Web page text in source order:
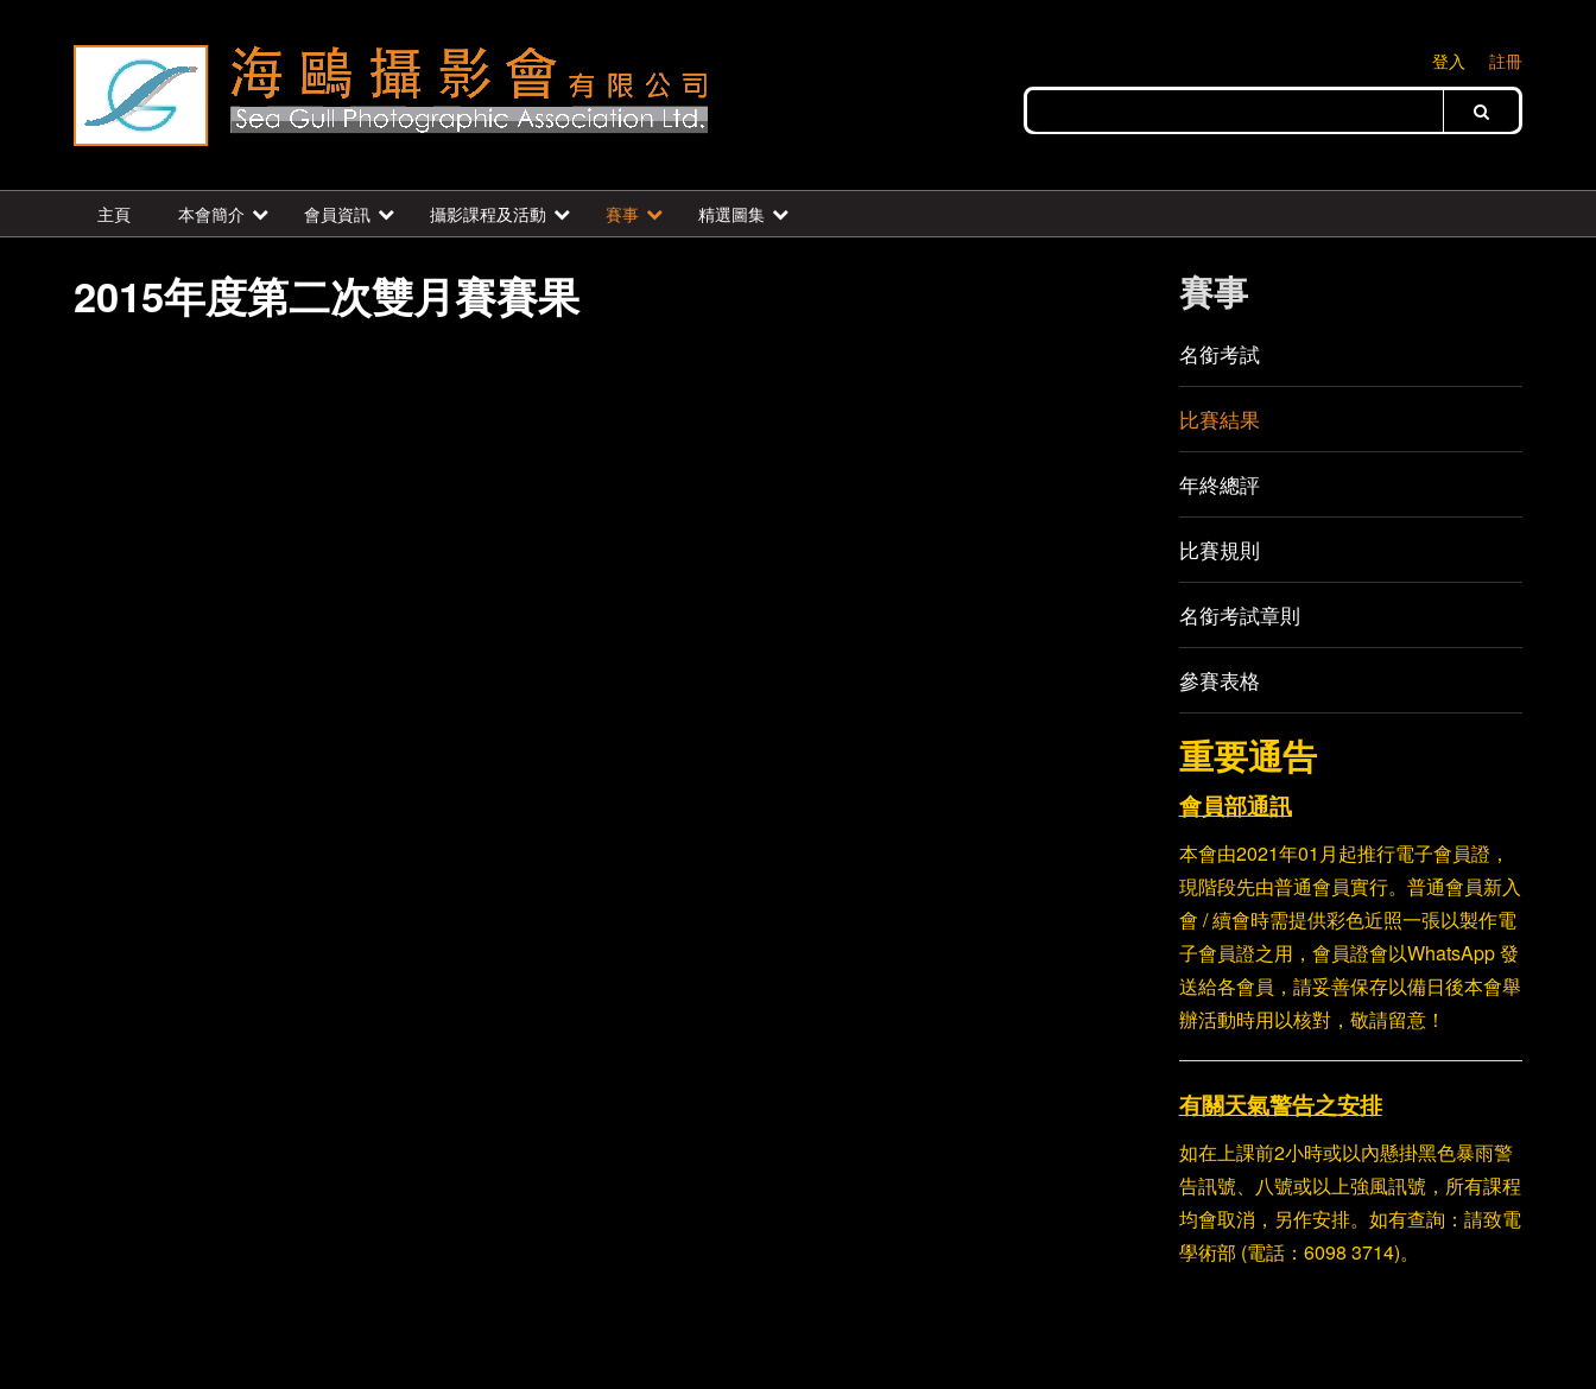
登入 註冊
主頁 本會簡介 會員資訊 攝影課程及活動 賽事 精選圖集
2015年度第二次雙月賽賽果 賽事
名銜考試
比賽結果
年終總評
比賽規則
名銜考試章則
參賽表格
重要通告
會員部通訊
本會由2021年01月起推行電子會員證，
現階段先由普通會員實行。普通會員新入
會 / 續會時需提供彩色近照一張以製作電
子會員證之用，會員證會以WhatsApp 發
送給各會員，請妥善保存以備日後本會舉
辦活動時用以核對，敬請留意！
有關天氣警告之安排
如在上課前2小時或以內懸掛黑色暴雨警
告訊號、八號或以上強風訊號，所有課程
均會取消，另作安排。如有查詢：請致電
學術部 (電話：6098 3714)。